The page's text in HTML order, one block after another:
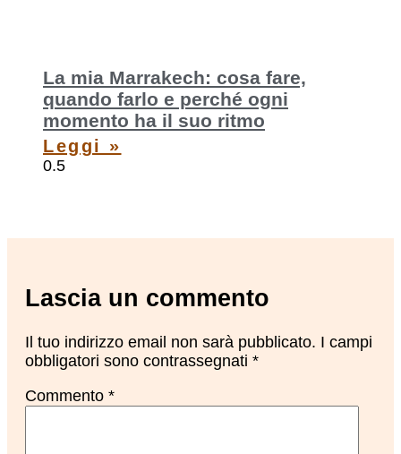
La mia Marrakech: cosa fare,
quando farlo e perché ogni
momento ha il suo ritmo
Leggi »
Lascia un commento
Il tuo indirizzo email non sarà pubblicato. I campi
obbligatori sono contrassegnati *
Commento *